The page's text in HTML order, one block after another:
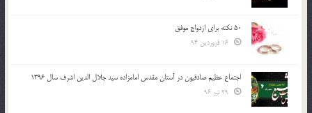
50 نکته برای ازدواج موفق
اجتماع عظیم صادقیون در آستان مقدس امامزاده سید جلال الدین اشرف سال 1396